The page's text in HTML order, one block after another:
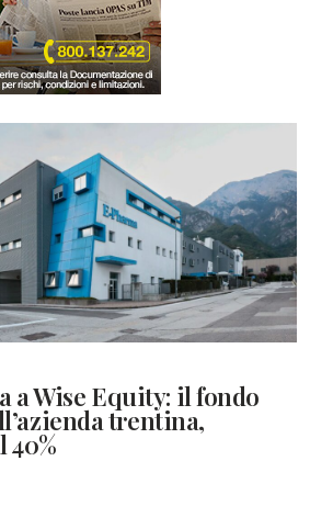
a Wise Equity: il fondo
trentina,
40%